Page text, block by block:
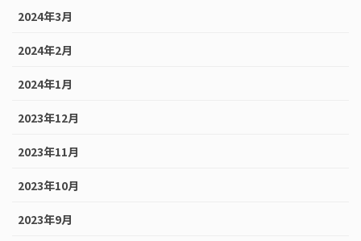
2024年3月
2024年2月
2024年1月
2023年12月
2023年11月
2023年10月
2023年9月